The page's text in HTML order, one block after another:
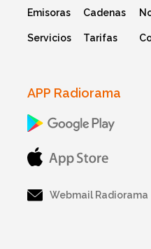
Emisoras Cadenas
Servicios Tarifas
APP Radiorama
Webmail Radiorama